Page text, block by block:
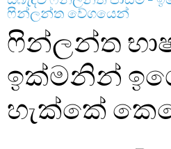
ෆින්ලන්ත වේගයෙන්
ෆින්ලන්ත
ඉක්මනින්
හැක්කේ